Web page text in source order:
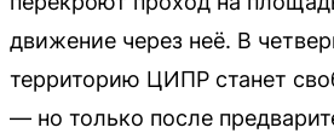
движение через неё. В
территорию ЦИПР станет
— но только после